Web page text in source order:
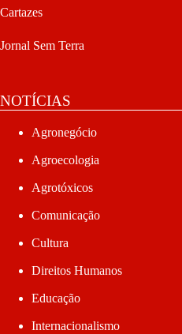
Cartazes
Jornal Sem Terra
NOTÍCIAS
Agronegócio
Agroecologia
Agrotóxicos
Comunicação
Cultura
Direitos Humanos
Educação
Internacionalismo